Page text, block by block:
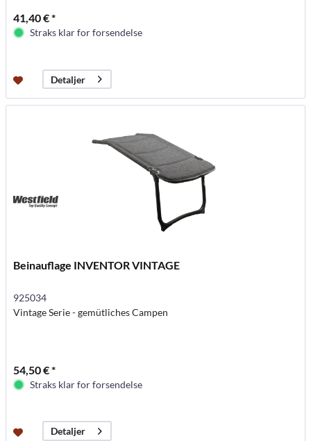
41,40 € *
Straks klar for forsendelse
Detaljer
Beinauflage INVENTOR VINTAGE
925034
Vintage Serie - gemütliches Campen
54,50 € *
Straks klar for forsendelse
Detaljer